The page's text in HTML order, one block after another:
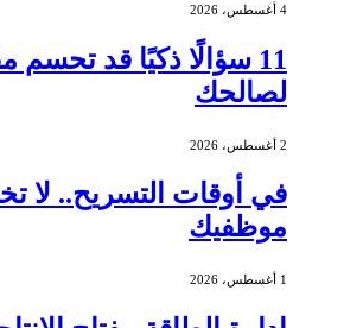
4 أغسطس، 2026
11 سؤالًا ذكيًا قد تحسم
لصالحك
2 أغسطس، 2026
في أوقات التسريح.. لا
موظفيك
1 أغسطس، 2026